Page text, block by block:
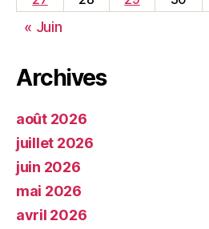
« Juin
Archives
août 2026
juillet 2026
juin 2026
mai 2026
avril 2026